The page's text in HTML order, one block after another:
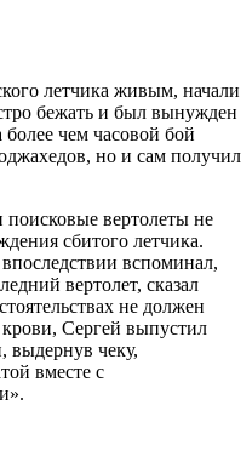
летчика живым, начали
бежать и был вынужден
более чем часовой бой
но и сам получил
вертолеты не
сбитого летчика.
вспоминал,
вертолет, сказал
не должен
Сергей выпустил
выдернув чеку,
вместе с